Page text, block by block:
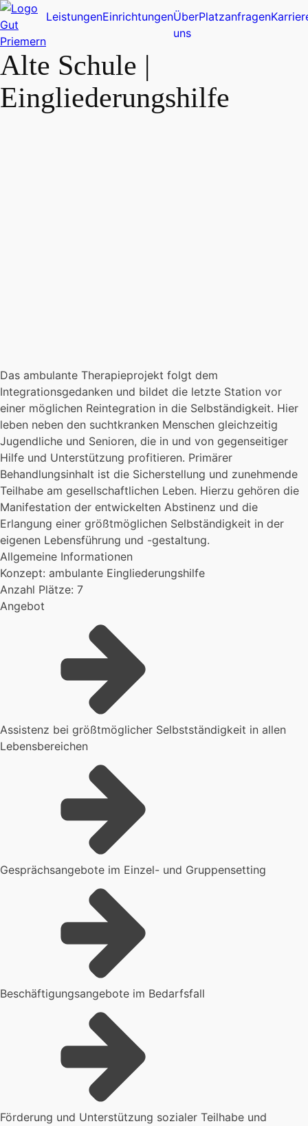
LeistungenEinrichtungenÜber
uns
Platzanfragen
Alte Schule |
Eingliederungshilfe
Das ambulante Therapieprojekt folgt dem
Integrationsgedanken und bildet die letzte Station vor
einer möglichen Reintegration in die Selbständigkeit. Hier
leben neben den suchtkranken Menschen gleichzeitig
Jugendliche und Senioren, die in und von gegenseitiger
Hilfe und Unterstützung profitieren. Primärer
Behandlungsinhalt ist die Sicherstellung und zunehmende
Teilhabe am gesellschaftlichen Leben. Hierzu gehören die
Manifestation der entwickelten Abstinenz und die
Erlangung einer größtmöglichen Selbständigkeit in der
eigenen Lebensführung und -gestaltung.
Allgemeine Informationen
Konzept: ambulante Eingliederungshilfe
Anzahl Plätze: 7
Angebot
Assistenz bei größtmöglicher Selbstständigkeit in allen
Lebensbereichen
Gesprächsangebote im Einzel- und Gruppensetting
Beschäftigungsangebote im Bedarfsfall
Förderung und Unterstützung sozialer Teilhabe und